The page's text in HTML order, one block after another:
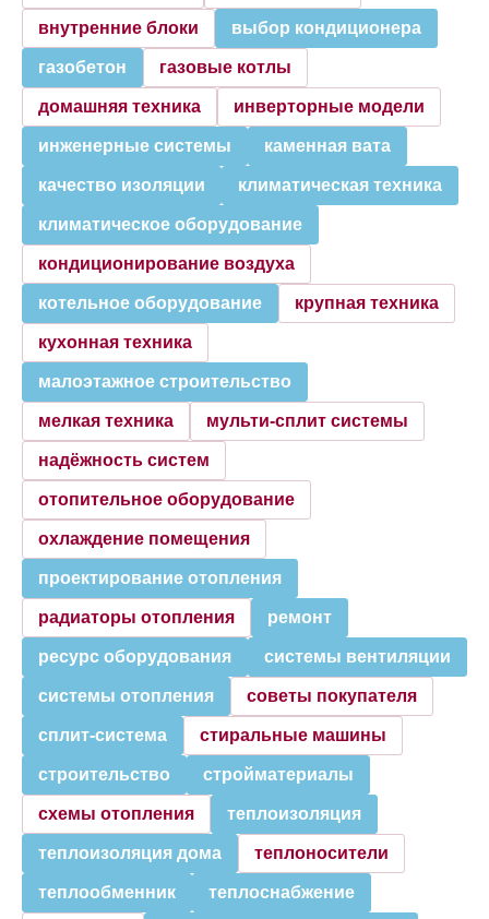
внутренние блоки выбор кондиционера
газобетон газовые котлы
домашняя техника инверторные модели
инженерные системы каменная вата
качество изоляции климатическая техника
климатическое оборудование
кондиционирование воздуха
котельное оборудование крупная техника
кухонная техника
малоэтажное строительство
мелкая техника мульти-сплит системы
надёжность систем
отопительное оборудование
охлаждение помещения
проектирование отопления
радиаторы отопления ремонт
ресурс оборудования системы вентиляции
системы отопления советы покупателя
сплит-система стиральные машины
строительство стройматериалы
схемы отопления теплоизоляция
теплоизоляция дома теплоносители
теплообменник теплоснабжение